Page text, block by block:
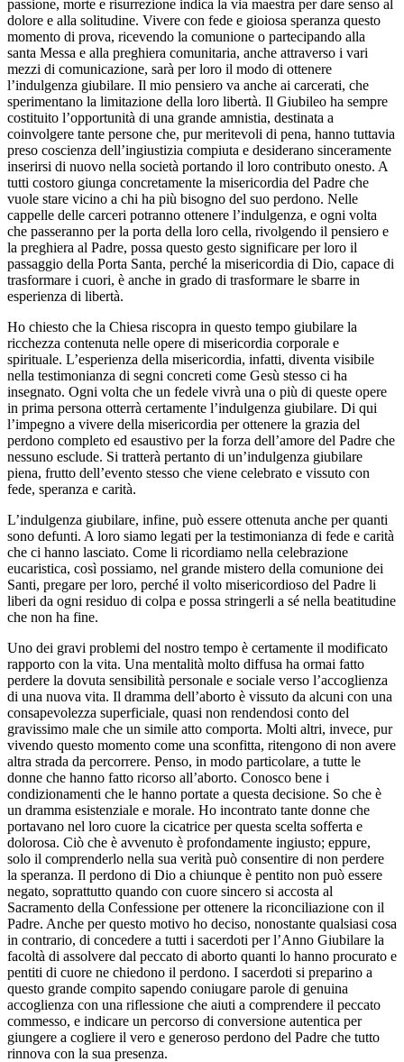
passione, morte e risurrezione indica la via maestra per dare senso al
dolore e alla solitudine. Vivere con fede e gioiosa speranza questo
momento di prova, ricevendo la comunione o partecipando alla
santa Messa e alla preghiera comunitaria, anche attraverso i vari
mezzi di comunicazione, sarà per loro il modo di ottenere
l’indulgenza giubilare. Il mio pensiero va anche ai carcerati, che
sperimentano la limitazione della loro libertà. Il Giubileo ha sempre
costituito l’opportunità di una grande amnistia, destinata a
coinvolgere tante persone che, pur meritevoli di pena, hanno tuttavia
preso coscienza dell’ingiustizia compiuta e desiderano sinceramente
inserirsi di nuovo nella società portando il loro contributo onesto. A
tutti costoro giunga concretamente la misericordia del Padre che
vuole stare vicino a chi ha più bisogno del suo perdono. Nelle
cappelle delle carceri potranno ottenere l’indulgenza, e ogni volta
che passeranno per la porta della loro cella, rivolgendo il pensiero e
la preghiera al Padre, possa questo gesto significare per loro il
passaggio della Porta Santa, perché la misericordia di Dio, capace di
trasformare i cuori, è anche in grado di trasformare le sbarre in
esperienza di libertà.
Ho chiesto che la Chiesa riscopra in questo tempo giubilare la
ricchezza contenuta nelle opere di misericordia corporale e
spirituale. L’esperienza della misericordia, infatti, diventa visibile
nella testimonianza di segni concreti come Gesù stesso ci ha
insegnato. Ogni volta che un fedele vivrà una o più di queste opere
in prima persona otterrà certamente l’indulgenza giubilare. Di qui
l’impegno a vivere della misericordia per ottenere la grazia del
perdono completo ed esaustivo per la forza dell’amore del Padre che
nessuno esclude. Si tratterà pertanto di un’indulgenza giubilare
piena, frutto dell’evento stesso che viene celebrato e vissuto con
fede, speranza e carità.
L’indulgenza giubilare, infine, può essere ottenuta anche per quanti
sono defunti. A loro siamo legati per la testimonianza di fede e carità
che ci hanno lasciato. Come li ricordiamo nella celebrazione
eucaristica, così possiamo, nel grande mistero della comunione dei
Santi, pregare per loro, perché il volto misericordioso del Padre li
liberi da ogni residuo di colpa e possa stringerli a sé nella beatitudine
che non ha fine.
Uno dei gravi problemi del nostro tempo è certamente il modificato
rapporto con la vita. Una mentalità molto diffusa ha ormai fatto
perdere la dovuta sensibilità personale e sociale verso l’accoglienza
di una nuova vita. Il dramma dell’aborto è vissuto da alcuni con una
consapevolezza superficiale, quasi non rendendosi conto del
gravissimo male che un simile atto comporta. Molti altri, invece, pur
vivendo questo momento come una sconfitta, ritengono di non avere
altra strada da percorrere. Penso, in modo particolare, a tutte le
donne che hanno fatto ricorso all’aborto. Conosco bene i
condizionamenti che le hanno portate a questa decisione. So che è
un dramma esistenziale e morale. Ho incontrato tante donne che
portavano nel loro cuore la cicatrice per questa scelta sofferta e
dolorosa. Ciò che è avvenuto è profondamente ingiusto; eppure,
solo il comprenderlo nella sua verità può consentire di non perdere
la speranza. Il perdono di Dio a chiunque è pentito non può essere
negato, soprattutto quando con cuore sincero si accosta al
Sacramento della Confessione per ottenere la riconciliazione con il
Padre. Anche per questo motivo ho deciso, nonostante qualsiasi cosa
in contrario, di concedere a tutti i sacerdoti per l’Anno Giubilare la
facoltà di assolvere dal peccato di aborto quanti lo hanno procurato e
pentiti di cuore ne chiedono il perdono. I sacerdoti si preparino a
questo grande compito sapendo coniugare parole di genuina
accoglienza con una riflessione che aiuti a comprendere il peccato
commesso, e indicare un percorso di conversione autentica per
giungere a cogliere il vero e generoso perdono del Padre che tutto
rinnova con la sua presenza.